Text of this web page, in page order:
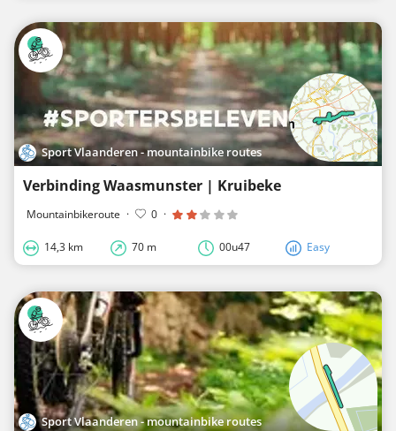
Sport Vlaanderen - mountainbike routes
Verbinding Waasmunster | Kruibeke
Mountainbikeroute · 0 ·
14,3 km 70 m 00u47 Easy
Sport Vlaanderen - mountainbike routes